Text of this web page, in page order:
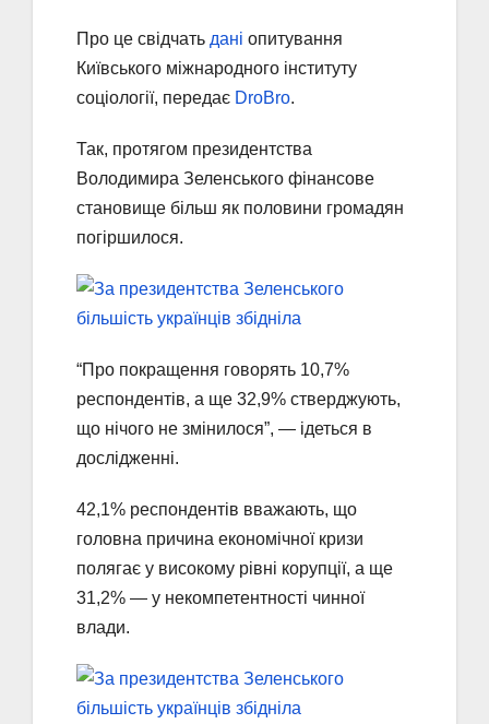
Про це свідчать дані опитування
Київського міжнародного інституту
соціології, передає DroBro.
Так, протягом президентства
Володимира Зеленського фінансове
становище більш як половини громадян
погіршилося.
“Про покращення говорять 10,7%
респондентів, а ще 32,9% стверджують,
що нічого не змінилося”, — ідеться в
дослідженні.
42,1% респондентів вважають, що
головна причина економічної кризи
полягає у високому рівні корупції, а ще
31,2% — у некомпетентності чинної
влади.